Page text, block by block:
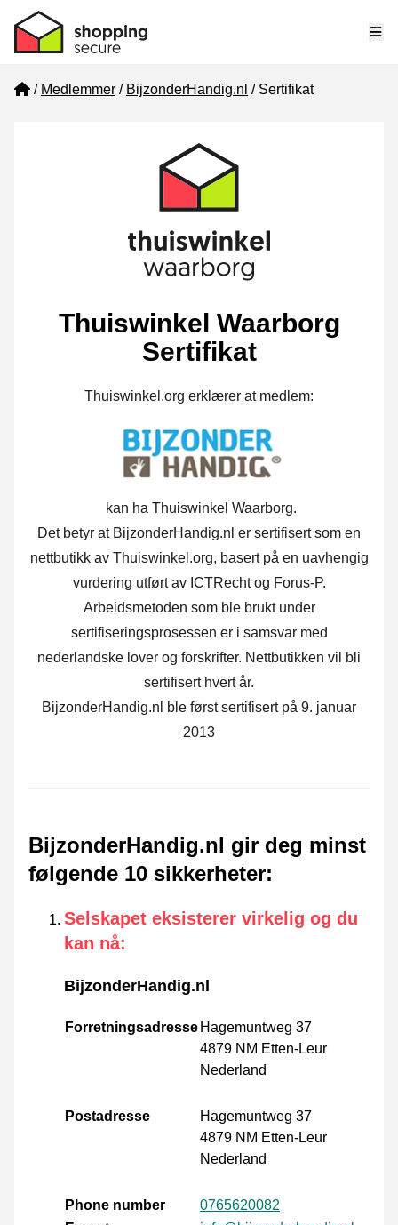
Home
Medlemmer BijzonderHandig.nl Sertifikat
Thuiswinkel Waarborg
Sertifikat
Thuiswinkel.org erklærer at medlem:
kan ha Thuiswinkel Waarborg.
Det betyr at BijzonderHandig.nl er sertifisert som en
nettbutikk av Thuiswinkel.org, basert på en uavhengig
vurdering utført av ICTRecht og Forus-P.
Arbeidsmetoden som ble brukt under
sertifiseringsprosessen er i samsvar med
nederlandske lover og forskrifter. Nettbutikken vil bli
sertifisert hvert år.
BijzonderHandig.nl ble først sertifisert på 9. januar
2013
BijzonderHandig.nl gir deg minst
følgende 10 sikkerheter:
Selskapet eksisterer virkelig og du
kan nå:
BijzonderHandig.nl
Forretningsadresse Hagemuntweg 37
4879 NM Etten-Leur
Nederland
Postadresse
Hagemuntweg 37
4879 NM Etten-Leur
Nederland
Phone number
0765620082